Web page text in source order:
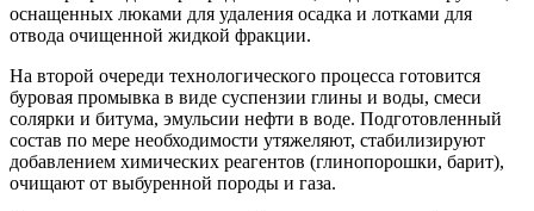
оснащенных люками для удаления осадка и лотками для
отвода очищенной жидкой фракции.
На второй очереди технологического процесса готовится
буровая промывка в виде суспензии глины и воды, смеси
солярки и битума, эмульсии нефти в воде. Подготовленный
состав по мере необходимости утяжеляют, стабилизируют
добавлением химических реагентов (глинопорошки, барит),
очищают от выбуренной породы и газа.